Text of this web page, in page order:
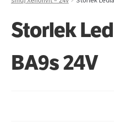
Interiör
Exteriör
Storlek
BA9s 24V